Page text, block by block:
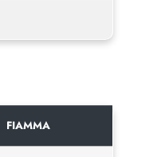
FIAMMA